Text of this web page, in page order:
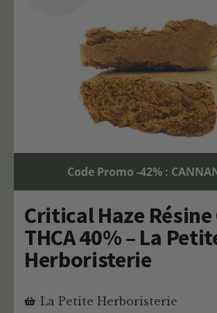
Code Promo -42% :
Critical Haze Résine
THCA 40% – La
Herboristerie
La Petite Herboristerie